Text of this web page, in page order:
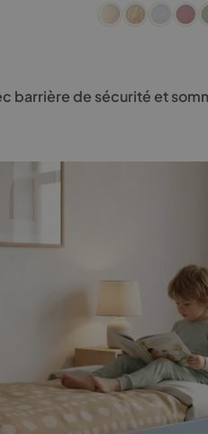
barrière de sécurité et